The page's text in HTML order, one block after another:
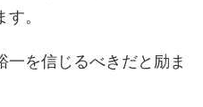
。
を信じるべきだと励ま